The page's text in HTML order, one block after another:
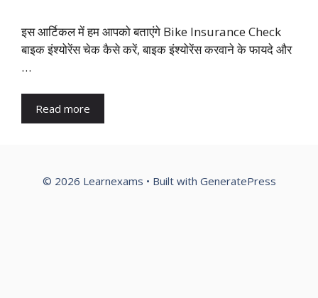
इस आर्टिकल में हम आपको बताएंगे Bike Insurance Check
बाइक इंश्योरेंस चेक कैसे करें, बाइक इंश्योरेंस करवाने के फायदे और
…
Read more
© 2026 Learnexams • Built with GeneratePress